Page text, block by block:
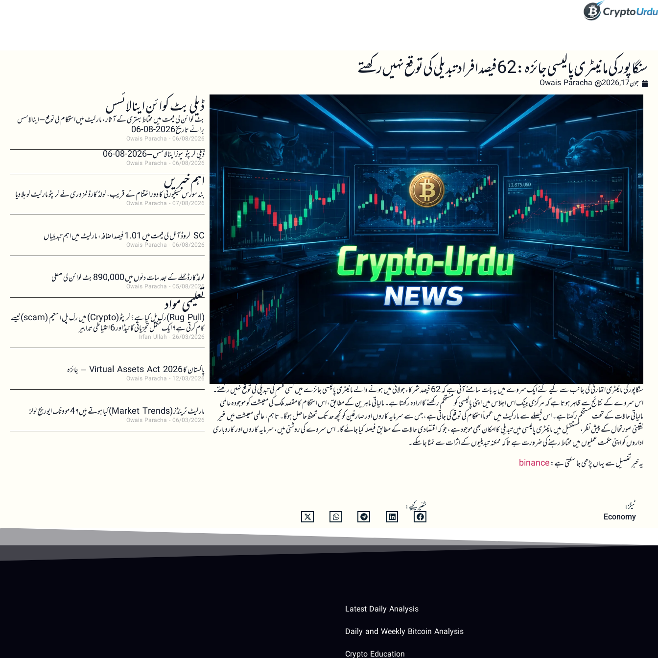
سنگاپور کی مانیٹری پالیسی جائزہ: 62 فیصد افراد تبدیلی کی توقع نہیں رکھتے
جون 17, 2026 Owais Paracha
سنگاپور کی مانیٹری اتھارٹی کی جانب سے کیے گئے ایک سروے میں یہ بات سامنے آئی ہے کہ 62 فیصد شرکاء جولائی میں ہونے والے مانیٹری پالیسی جائزے میں کسی قسم کی تبدیلی کی توقع نہیں رکھتے۔
اس سروے کے نتائج سے ظاہر ہوتا ہے کہ مرکزی بینک اس اجلاس میں اپنی پالیسی کو مستحکم رکھنے کا ارادہ رکھتا ہے۔ مالیاتی ماہرین کے مطابق، اس استحکام کا مقصد ملک کی معیشت کو موجودہ عالمی
مالیاتی حالات کے تحت مستحکم رکھنا ہے۔ اس فیصلے سے مارکیٹ میں عموماً استحکام کی توقع کی جاتی ہے، جس سے سرمایہ کاروں اور صارفین کو کچھ حد تک تحفظ حاصل ہوگا۔ تاہم، عالمی معیشت میں غیر
یقینی صورتحال کے پیش نظر، مستقبل میں مانیٹری پالیسی میں تبدیلی کا امکان بھی موجود ہے، جو کہ اقتصادی حالات کے مطابق فیصلہ کیا جائے گا۔ اس سروے کی روشنی میں، سرمایہ کاروں اور کاروباری
اداروں کو اپنی حکمت عملیوں میں محتاط رہنے کی ضرورت ہے تاکہ ممکنہ تبدیلیوں کے اثرات سے نمٹا جا سکے۔
یہ خبر تفصیل سے یہاں پڑھی جا سکتی ہے:binance
ٹیگز:
Economy
شئیر کیجیے:
ڈیلی بٹ کوائن اینالائسس
بٹ کوائن کی قیمت میں محتاط بہتری کے آثار، مارکیٹ میں استحکام کی توقع – اینالائسس
برائے تاریخ 2026-08-06
Owais Paracha 06/08/2026
ڈیلی کرپٹو نیوز اینالائسس – 2026-08-06
Owais Paracha 06/08/2026
اہم خبریں
بند سورس سیکیورٹی کا دور اختتام کے قریب، کولڈ کارڈ کمزوری نے کرپٹو مارکیٹ کو ہلا دیا
Owais Paracha 07/08/2026
SC کروڈ آئل کی قیمت میں 1.01 فیصد اضافہ، مارکیٹ میں اہم تبدیلیاں
Owais Paracha 06/08/2026
کولڈکارڈ حملے کے بعد سات دنوں میں 890,000 بٹ کوائن کی منتقلی
Owais Paracha 05/08/2026
تعلیمی مواد (Rug Pull)رگ پل کیا ہے؟ کرپٹو (Crypto) میں رگ پل اسکیم (scam)کیسے
کام کرتی ہے؟ ایک مکمل تجزیاتی گائیڈ اور 6 احتیاطی تدابیر
Irfan Ullah 26/03/2026
پاکستان کا Virtual Assets Act 2026 – جائزہ
Owais Paracha 12/03/2026
مارکیٹ ٹرینڈز (Market Trends) کیا ہوتے ہیں؟ 4 موونگ ایوریج ٹولز
Owais Paracha 06/03/2026
Latest Daily Analysis
Daily and Weekly Bitcoin Analysis
Crypto Education